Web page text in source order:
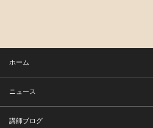
ホーム
ニュース
講師ブログ